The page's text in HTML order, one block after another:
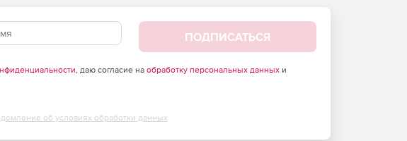
и с
ПОДПИСАТЬСЯ
, даю согласие на обработку персональных данныхи
об условиях обработки данных